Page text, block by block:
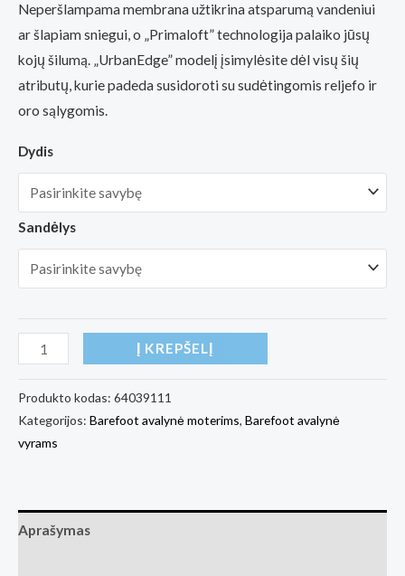
Neperšlampama membrana užtikrina atsparumą vandeniui
ar šlapiam sniegui, o „Primaloft” technologija palaiko jūsų
kojų šilumą. „UrbanEdge” modelį įsimylėsite dėl visų šių
atributų, kurie padeda susidoroti su sudėtingomis reljefo ir
oro sąlygomis.
Dydis
Sandėlys
produkto
Barefoot
Shoes
Barebarics
Beige
Į KREPŠELĮ
Produkto kodas: 64039111
Kategorijos: Barefoot avalynė moterims, Barefoot avalynė
vyrams
Aprašymas